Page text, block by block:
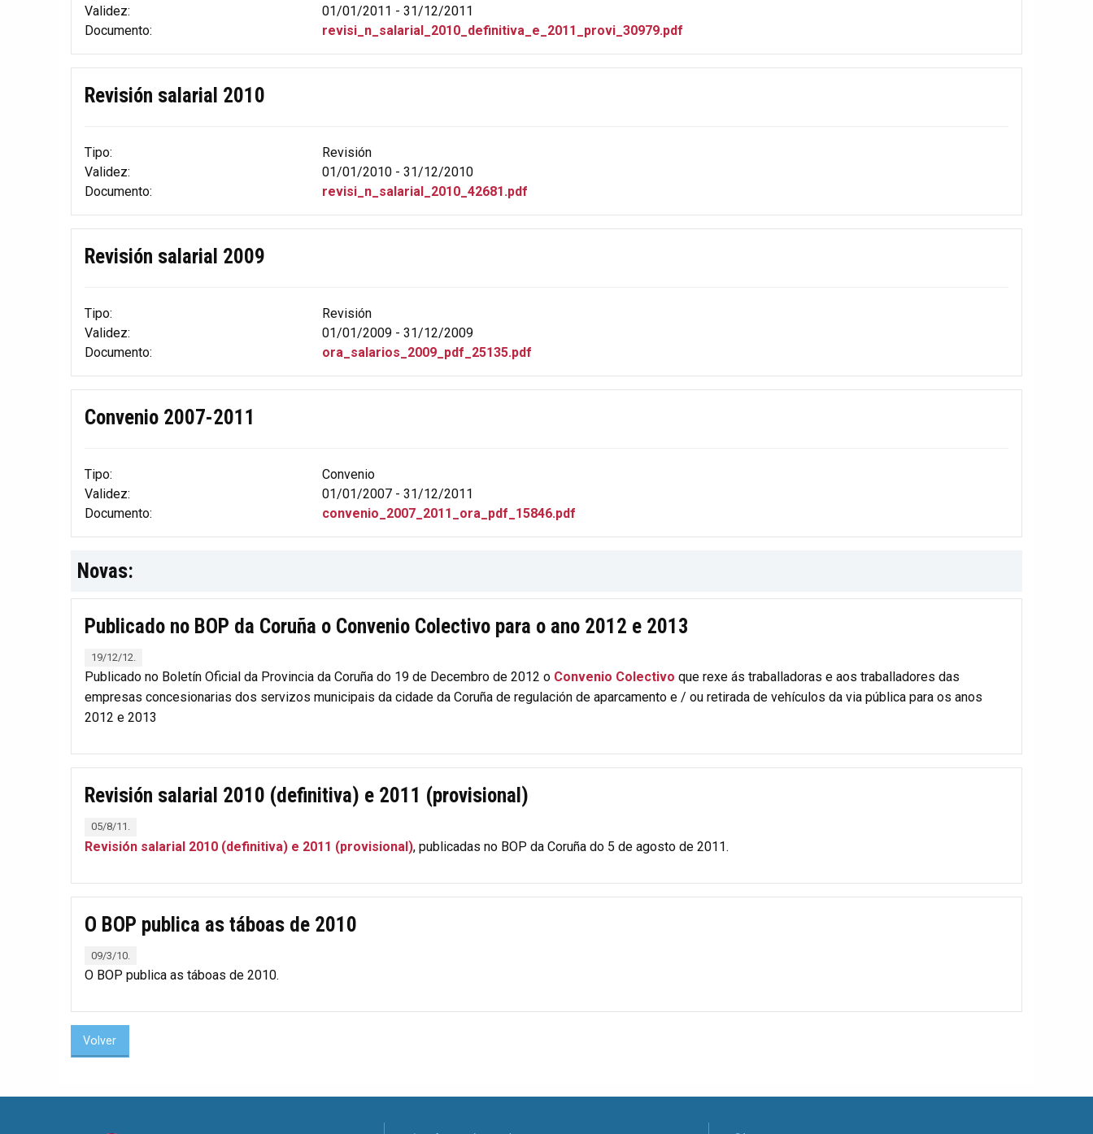
Validez:
01/01/2011 - 31/12/2011
Documento:
revisi_n_salarial_2010_definitiva_e_2011_provi_30979.pdf
Revisión salarial 2010
Tipo:
Revisión
Validez:
01/01/2010 - 31/12/2010
Documento:
revisi_n_salarial_2010_42681.pdf
Revisión salarial 2009
Tipo:
Revisión
Validez:
01/01/2009 - 31/12/2009
Documento:
ora_salarios_2009_pdf_25135.pdf
Convenio 2007-2011
Tipo:
Convenio
Validez:
01/01/2007 - 31/12/2011
Documento:
convenio_2007_2011_ora_pdf_15846.pdf
Novas:
Publicado no BOP da Coruña o Convenio Colectivo para o ano 2012 e 2013
19/12/12.
Publicado no Boletín Oficial da Provincia da Coruña do 19 de Decembro de 2012 o Convenio Colectivo que rexe ás traballadoras e aos traballadores das
empresas concesionarias dos servizos municipais da cidade da Coruña de regulación de aparcamento e / ou retirada de vehículos da via pública para os anos
2012 e 2013
Revisión salarial 2010 (definitiva) e 2011 (provisional)
05/8/11.
Revisión salarial 2010 (definitiva) e 2011 (provisional), publicadas no BOP da Coruña do 5 de agosto de 2011.
O BOP publica as táboas de 2010
09/3/10.
O BOP publica as táboas de 2010.
Volver